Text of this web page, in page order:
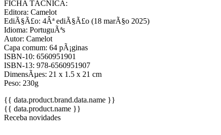
FICHA TÃCNICA:
Editora: Camelot
EdiÃ§Ã£o: 4Âª ediÃ§Ã£o (18 marÃ§o 2025)
Idioma: PortuguÃªs
Autor: Camelot
Capa comum: 64 pÃ¡ginas
ISBN-10: 6560951901
ISBN-13: 978-6560951907
DimensÃµes: 21 x 1.5 x 21 cm
Peso: 230g
{{ data.product.brand.data.name }}
{{ data.product.name }}
Receba novidades